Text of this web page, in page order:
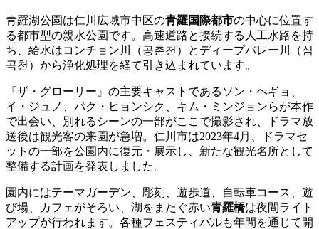
青羅湖公園は仁川広域市中区の青羅国際都市の中心に位置す
る都市型の親水公園です。高速道路と接続する人工水路を持
ち、給水はコンチョン川（공촌천）とディープバレー川（심
곡천）から浄化処理を経て引き込まれています。
『ザ・グローリー』の主要キャストであるソン・ヘギョ、
イ・ジュノ、パク・ヒョンシク、キム・ミンジョンらが本作
で出会い、別れるシーンの一部がここで撮影され、ドラマ放
送後は観光客の来園が急増。仁川市は2023年4月、ドラマセ
ットの一部を公園内に復元・展示し、新たな観光名所として
整備する計画を発表しました。
園内にはテーマガーデン、彫刻、遊歩道、自転車コース、遊
び場、カフェがそろい、湖をまたぐ赤い青羅橋は夜間ライト
アップが行われます。各種フェスティバルも年間を通じて開